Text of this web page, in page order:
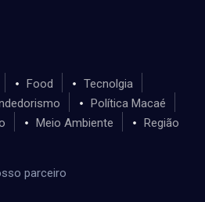
Food
Tecnolgia
Política Macaé
Meio Ambiente Região
parceiro